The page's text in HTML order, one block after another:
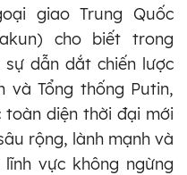
giao Trung Quốc
cho biết trong
dẫn dắt chiến lược
và Tổng thống Putin,
diện thời đại mới
rộng, lành mạnh và
vực không ngừng